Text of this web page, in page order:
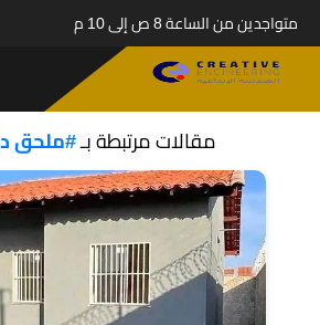
متواجدين من الساعة 8 ص إلى 10 م
مقالات مرتبطة بـ#ملحق